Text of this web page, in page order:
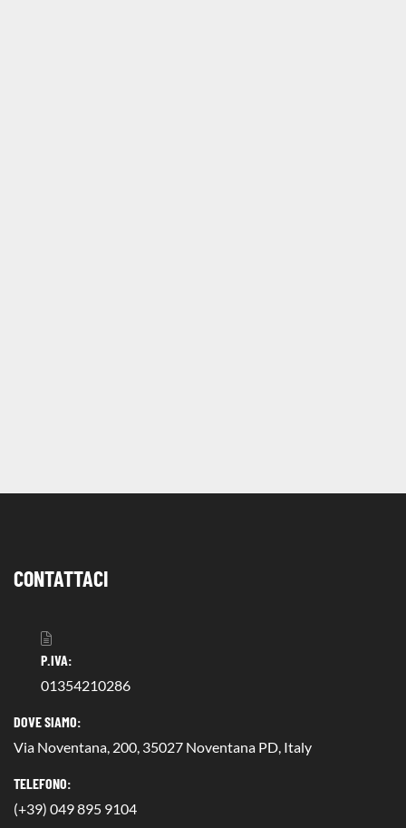
CONTATTACI
P.IVA:
01354210286
DOVE SIAMO:
Via Noventana, 200, 35027 Noventana PD, Italy
TELEFONO:
(+39) 049 895 9104